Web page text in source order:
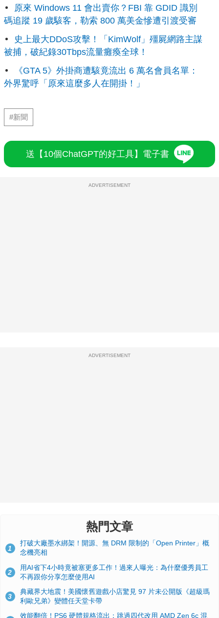
原來 Windows 11 會出賣你？FBI 靠 GDID 識別
碼追蹤 19 歲駭客，勒索 800 萬美金慘遭引渡受審
史上最大DDoS攻擊！「KimWolf」殭屍網路主謀
被捕，破紀錄30Tbps流量癱瘓全球！
《GTA 5》外掛商遭駭竟流出 6 萬名會員名單：
外界驚呼「原來這麼多人在開掛！」
#新聞
送【10個ChatGPT的好工具】電子書
ADVERTISEMENT
ADVERTISEMENT
熱門文章
1
打破大廠墨水綁架！開源、無 DRM 限制的「Open Printer」概
念機亮相
2
用AI省下4小時竟被塞更多工作！過來人曝光：為什麼優秀員工
不再跟你分享怎麼使用AI
3
典藏界大地震！美國懷舊遊戲小店驚見 97 片未公開版《超級瑪
利歐兄弟》變體任天堂卡帶
效能翻倍！PS6 硬體規格流出：跳過四代改用 AMD Zen 6c 混